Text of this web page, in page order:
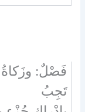
فَصْلٌ: وزَكاةُ
تَجِبُ